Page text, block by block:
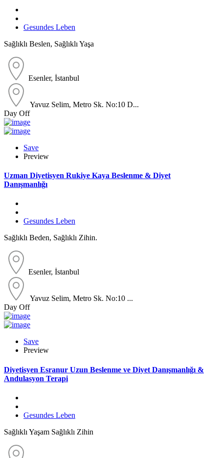
Gesundes Leben
Sağlıklı Beslen, Sağlıklı Yaşa
Esenler, İstanbul
Yavuz Selim, Metro Sk. No:10 D...
Day Off
Save
Preview
Uzman Diyetisyen Rukiye Kaya Beslenme & Diyet
Danışmanlığı
Gesundes Leben
Sağlıklı Beden, Sağlıklı Zihin.
Esenler, İstanbul
Yavuz Selim, Metro Sk. No:10 ...
Day Off
Save
Preview
Diyetisyen Esranur Uzun Beslenme ve Diyet Danışmanlığı &
Andulasyon Terapi
Gesundes Leben
Sağlıklı Yaşam Sağlıklı Zihin